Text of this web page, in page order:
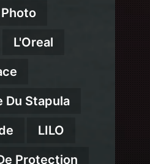
L'Oreal
Du Stapula
LILO
Protection